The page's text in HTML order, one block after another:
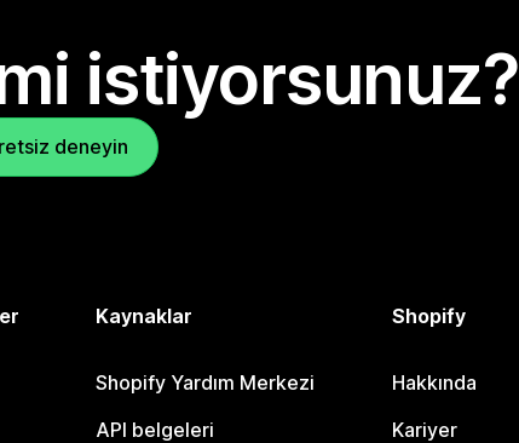
istiyorsunuz?
deneyin
Kaynaklar
Shopify Yardım Merkezi
API belgeleri
Shopify
Hakkında
Kariyer